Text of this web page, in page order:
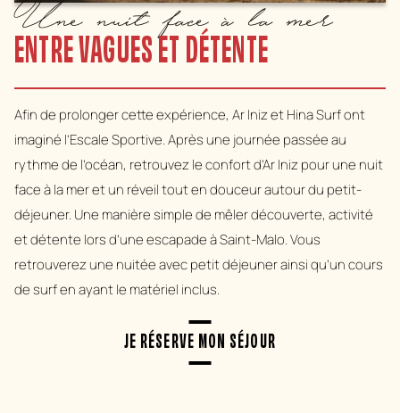
Une nuit face à la mer
ENTRE VAGUES ET DÉTENTE
Afin de prolonger cette expérience, Ar Iniz et Hina Surf ont
imaginé l’Escale Sportive. Après une journée passée au
rythme de l’océan, retrouvez le confort d’Ar Iniz pour une nuit
face à la mer et un réveil tout en douceur autour du petit-
déjeuner. Une manière simple de mêler découverte, activité
et détente lors d’une escapade à Saint-Malo. Vous
retrouverez une nuitée avec petit déjeuner ainsi qu’un cours
de surf en ayant le matériel inclus.
JE RÉSERVE MON SÉJOUR